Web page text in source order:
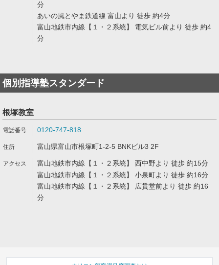
分
あいの風とやま鉄道線 富山より 徒歩 約4分
富山地鉄市内線【１・２系統】 電気ビル前より 徒歩 約4
分
個別指導塾スタンダード
根塚教室
0120-747-818
富山県富山市根塚町1-2-5 BNKビル3 2F
富山地鉄市内線【１・２系統】 西中野より 徒歩 約15分
富山地鉄市内線【１・２系統】 小泉町より 徒歩 約16分
富山地鉄市内線【１・２系統】 広貫堂前より 徒歩 約16
分